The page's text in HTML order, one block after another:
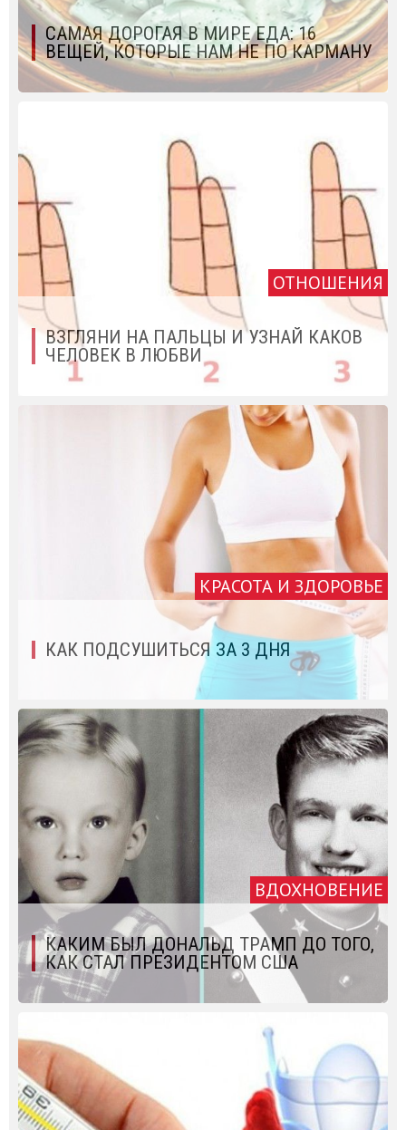
САМАЯ ДОРОГАЯ В МИРЕ ЕДА: 16
ВЕЩЕЙ, КОТОРЫЕ НАМ НЕ ПО КАРМАНУ
ОТНОШЕНИЯ
ВЗГЛЯНИ НА ПАЛЬЦЫ И УЗНАЙ КАКОВ
ЧЕЛОВЕК В ЛЮБВИ
КРАСОТА И ЗДОРОВЬЕ
КАК ПОДСУШИТЬСЯ ЗА 3 ДНЯ
ВДОХНОВЕНИЕ
КАКИМ БЫЛ ДОНАЛЬД ТРАМП ДО ТОГО,
КАК СТАЛ ПРЕЗИДЕНТОМ США